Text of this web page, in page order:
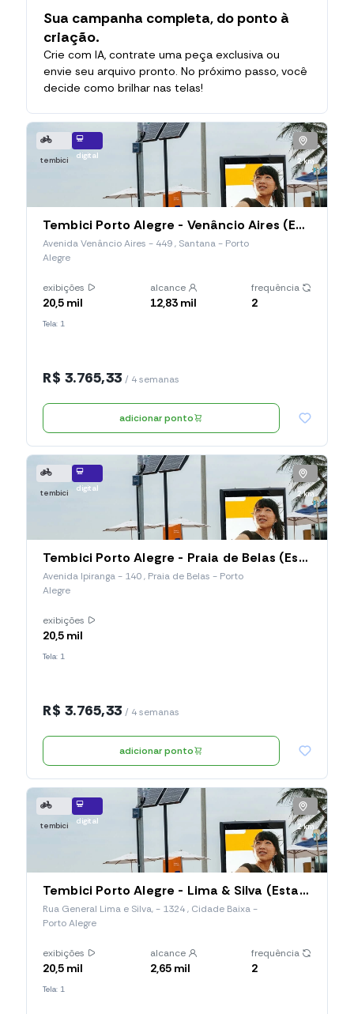
Sua campanha completa, do ponto à
criação.
Crie com IA, contrate uma peça exclusiva ou
envie seu arquivo pronto. No próximo passo, você
decide como brilhar nas telas!
tembici digital
2 km
Tembici Porto Alegre - Venâncio Aires (Estação 028), Avenida Venâncio Aires
Avenida Venâncio Aires - 449 , Santana - Porto
Alegre
exibições
20,5 mil
alcance
12,83 mil
frequência
2
Tela: 1
R$ 3.765,33 / 4 semanas
adicionar ponto
tembici digital
2 km
Tembici Porto Alegre - Praia de Belas (Estação 020)
Avenida Ipiranga - 140 , Praia de Belas - Porto
Alegre
exibições
20,5 mil
Tela: 1
R$ 3.765,33 / 4 semanas
adicionar ponto
tembici digital
2 km
Tembici Porto Alegre - Lima & Silva (Estação 059), Rua General Lima E Silva,
Rua General Lima e Silva, - 1324 , Cidade Baixa -
Porto Alegre
exibições
20,5 mil
alcance
2,65 mil
frequência
2
Tela: 1